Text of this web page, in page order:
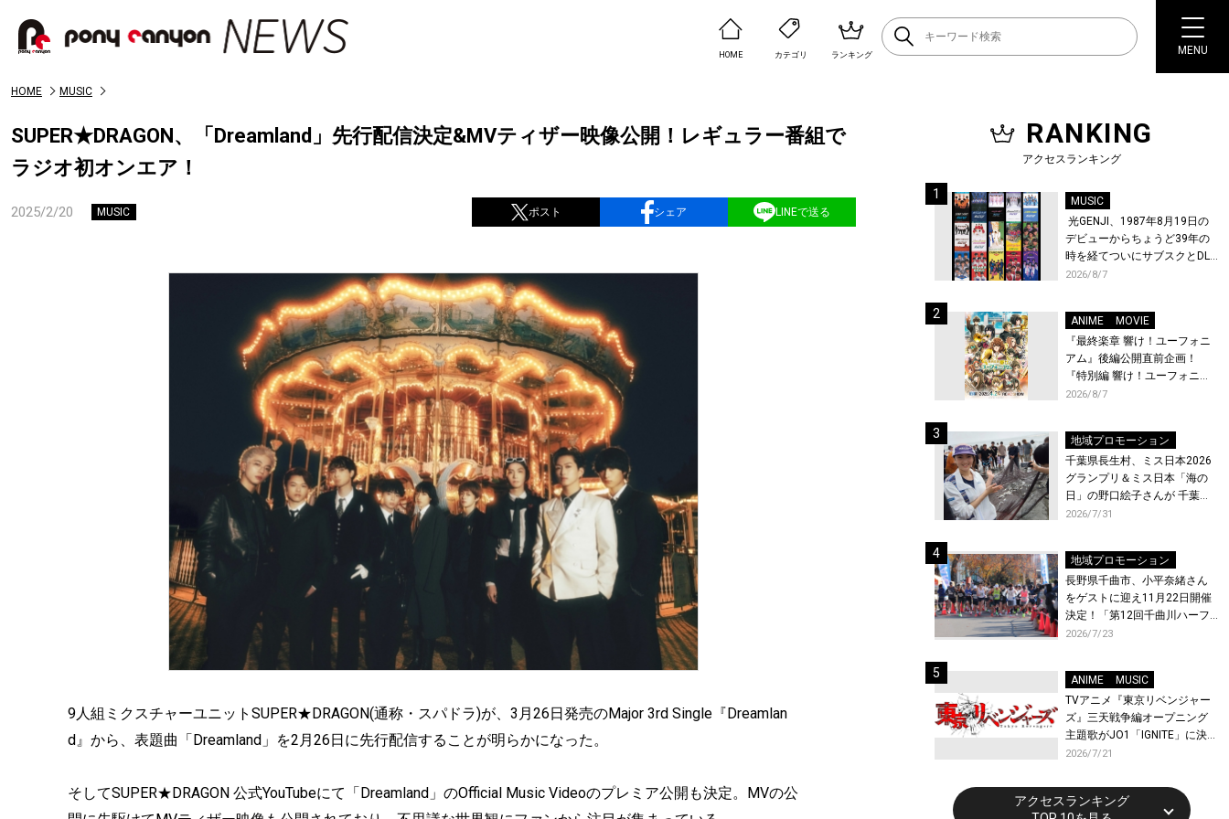
HOME カテゴリ ランキング MENU
HOME MUSIC
SUPER★DRAGON、「Dreamland」先行配信決定&MVティザー映像公開！レギュラー番組で
ラジオ初オンエア！
2025/2/20 MUSIC ポスト シェア LINEで送る
9人組ミクスチャーユニットSUPER★DRAGON(通称・スパドラ)が、3月26日発売のMajor 3rd Single『Dreamlan
d』から、表題曲「Dreamland」を2月26日に先行配信することが明らかになった。
そしてSUPER★DRAGON 公式YouTubeにて「Dreamland」のOfficial Music Videoのプレミア公開も決定。MVの公
RANKING
アクセスランキング
MUSIC
光GENJI、1987年8月19日の
デビューからちょうど39年の
時を経てついにサブスクとDL
配信が解禁！
2026/8/7
ANIME
MOVIE
『最終楽章 響け！ユーフォニ
アム』後編公開直前企画！
『特別編 響け！ユーフォニア
ム〜アンサンブルコンテス
映が決定！
2026/8/7
地域プロモーション
千葉県長生村、ミス日本2026
グランプリ＆ミス日本「海の
日」の野口絵子さんが 千葉県
唯一の村・長生村で地引網を
2026/7/31
地域プロモーション
長野県千曲市、小平奈緒さん
をゲストに迎え11月22日開催
決定！「第12回千曲川ハーフ
マラソン」エントリー受付開
2026/7/23
ANIME
MUSIC
TVアニメ『東京リベンジャー
ズ』三天戦争編オープニング
主題歌がJO1「IGNITE」に決
定！メンバー全員から喜びと
トが到着！9月に東京・大阪で
先行上映会を開催！
2026/7/21
アクセスランキング